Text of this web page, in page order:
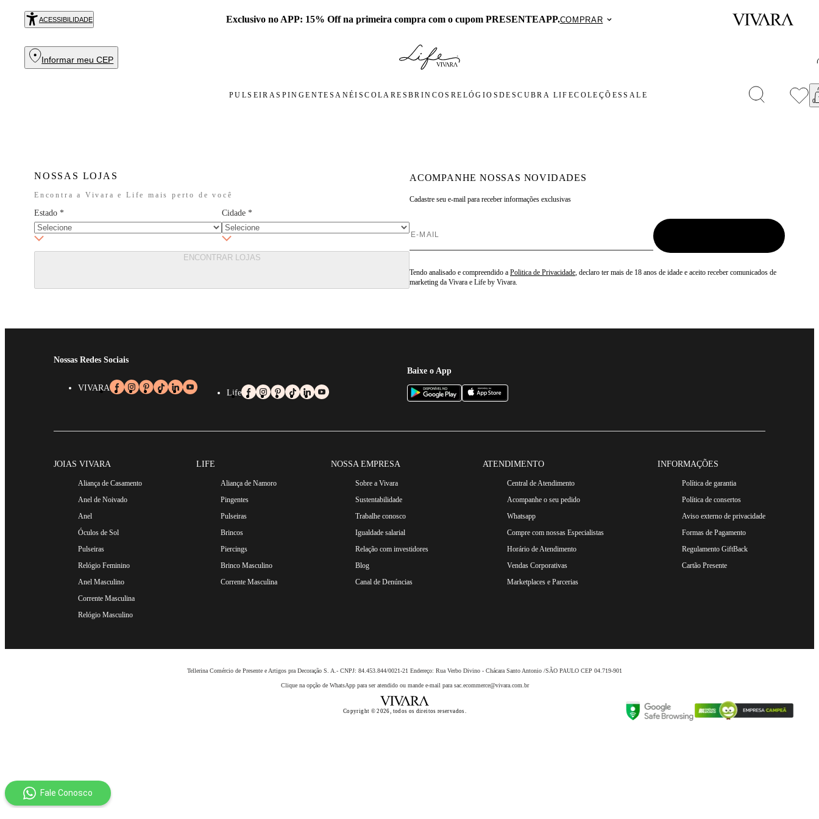
ACESSIBILIDADE Exclusivo no APP: 15% Off na primeira compra com o cupom PRESENTEAPP.COMPRAR
Informar meu CEP
PULSEIRAS PINGENTESANÉISCOLARES BRINCOS RELÓGIOSDESCUBRA LIFECOLEÇÕESSALE
NOSSAS LOJAS
Encontra a Vivara e Life mais perto de você
Estado * Cidade *
ENCONTRAR LOJAS
ACOMPANHE NOSSAS NOVIDADES
Cadastre seu e-mail para receber informações exclusivas
Tendo analisado e compreendido a Politica de Privacidade, declaro ter mais de 18 anos de idade e aceito receber comunicados de
marketing da Vivara e Life by Vivara.
Nossas Redes Sociais
VIVARA
Life
Baixe o App
JOIAS VIVARA
Aliança de Casamento
Anel de Noivado
Anel
Óculos de Sol
Pulseiras
Relógio Feminino
Anel Masculino
Corrente Masculina
Relógio Masculino
LIFE
Aliança de Namoro
Pingentes
Pulseiras
Brincos
Piercings
Brinco Masculino
Corrente Masculina
NOSSA EMPRESA
Sobre a Vivara
Sustentabilidade
Trabalhe conosco
Igualdade salarial
Relação com investidores
Blog
Canal de Denúncias
ATENDIMENTO
Central de Atendimento
Acompanhe o seu pedido
Whatsapp
Compre com nossas Especialistas
Horário de Atendimento
Vendas Corporativas
Marketplaces e Parcerias
INFORMAÇÕES
Política de garantia
Política de consertos
Aviso externo de privacidade
Formas de Pagamento
Regulamento GiftBack
Cartão Presente
Tellerina Comércio de Presente e Artigos pra Decoração S. A.- CNPJ: 84.453.844/0021-21 Endereço: Rua Verbo Divino - Chácara Santo Antonio /SÃO PAULO CEP 04.719-901
Clique na opção de WhatsApp para ser atendido ou mande e-mail para sac.ecommerce@vivara.com.br
Copyright © 2026, todos os direitos reservados.